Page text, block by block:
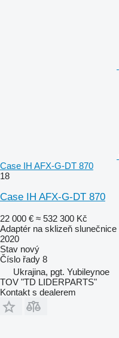
Case IH AFX-G-DT 870
18
Case IH AFX-G-DT 870
22 000 € ≈ 532 300 Kč
Adaptér na sklizeň slunečnice
2020
Stav nový
Číslo řady 8
Ukrajina, pgt. Yubileynoe
TOV "TD LIDERPARTS"
Kontakt s dealerem